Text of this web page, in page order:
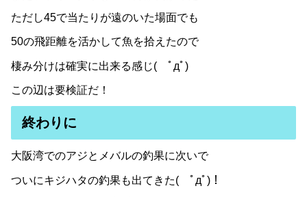
ただし45で当たりが遠のいた場面でも
50の飛距離を活かして魚を拾えたので
棲み分けは確実に出来る感じ( ﾟдﾟ)
この辺は要検証だ！
終わりに
大阪湾でのアジとメバルの釣果に次いで
ついにキジハタの釣果も出てきた( ﾟдﾟ)！